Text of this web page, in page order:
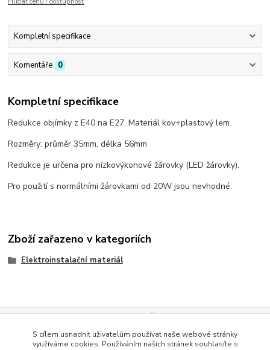
Kompletní specifikace
Komentáře 0
Kompletní specifikace
Redukce objímky z E40 na E27. Materiál kov+plastový lem.
Rozměry: průměr 35mm, délka 56mm
Redukce je určena pro nízkovýkonové žárovky (LED žárovky).
Pro použití s normálními žárovkami od 20W jsou nevhodné.
Zboží zařazeno v kategoriích
Elektroinstalační materiál
Evidence Tržeb
Podle zákona o evidenci tržeb je prodávající povinen vystavit
kupujícímu účtenku. Zároveň je povinen zaevidovat přijatou tržbu u
S cílem usnadnit uživatelům používat naše webové stránky
využíváme cookies. Používáním našich stránek souhlasíte s